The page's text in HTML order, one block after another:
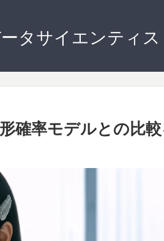
タサイエンティ
確率モデルとの比